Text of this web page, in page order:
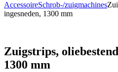
AccessoireSchrob-/zuigmachines
ingesneden, 1300 mm
Zuigstrips,
1300 mm